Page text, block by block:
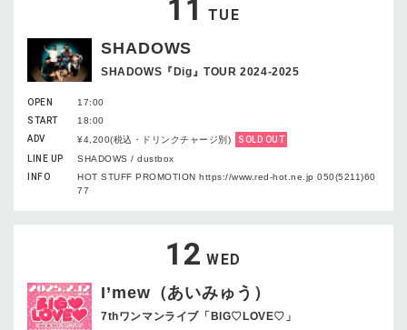
11 TUE
SHADOWS
SHADOWS『Dig』TOUR 2024-2025
OPEN
17:00
START
18:00
ADV
¥4,200(税込・ドリンクチャージ別)
SOLD OUT
LINE UP
SHADOWS / dustbox
INFO
HOT STUFF PROMOTION https://www.red-hot.ne.jp 050(5211)60
77
12 WED
I’mew（あいみゅう）
7thワンマンライブ「BIG♡LOVE♡」